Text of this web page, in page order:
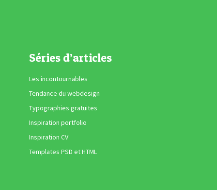
Séries d’articles
Les incontournables
Tendance du webdesign
Typographies gratuites
Inspiration portfolio
Inspiration CV
Templates PSD et HTML